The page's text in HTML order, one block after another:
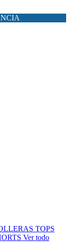
TOPS
Ver todo